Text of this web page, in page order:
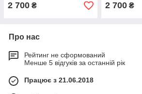
2 700 ₴ 2 700₴
Про нас
Рейтинг не сформований
Менше 5 відгуків за останній рік
Працює з 21.06.2018